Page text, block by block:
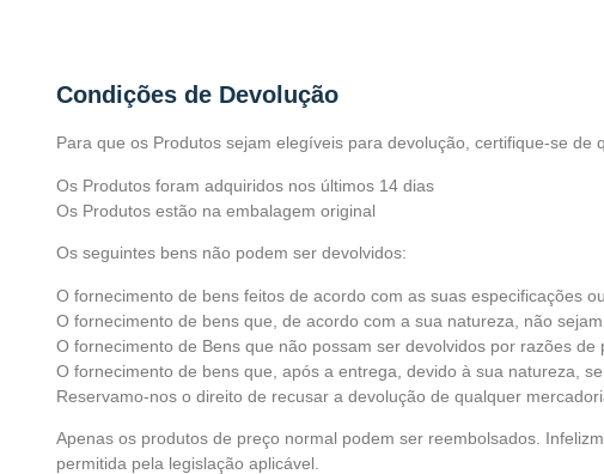
Condições de Devolução
Para que os Produtos sejam elegíveis para devolução, certifique-se de
Os Produtos foram adquiridos nos últimos 14 dias
Os Produtos estão na embalagem original
Os seguintes bens não podem ser devolvidos:
O fornecimento de bens feitos de acordo com as suas especificações
O fornecimento de bens que, de acordo com a sua natureza, não
O fornecimento de Bens que não possam ser devolvidos por razões
O fornecimento de bens que, após a entrega, devido à sua natureza,
Reservamo-nos o direito de recusar a devolução de qualquer
Apenas os produtos de preço normal podem ser reembolsados.
permitida pela legislação aplicável.